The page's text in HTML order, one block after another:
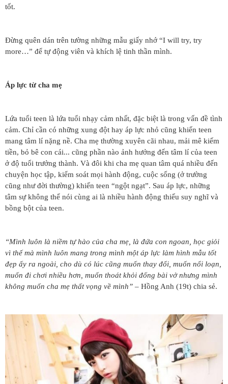
tốt.
Đừng quên dán trên tường những mẫu giấy nhớ “I will try, try
more…” để tự động viên và khích lệ tinh thần mình.
Áp lực từ cha mẹ
Lứa tuổi teen là lứa tuổi nhạy cảm nhất, đặc biệt là trong vấn đề tình
cảm. Chỉ cần có những xung đột hay áp lực nhỏ cũng khiến teen
mang tâm lí nặng nề. Cha mẹ thường xuyên cãi nhau, mải mê kiếm
tiền, bỏ bê con cái... cũng phần nào ảnh hưởng đến tâm lí của teen
ở độ tuổi trưởng thành. Và đôi khi cha mẹ quan tâm quá nhiều đến
chuyện học tập, kiểm soát mọi hành động, cuộc sống (ở trường
cũng như đời thường) khiến teen “ngột ngạt”. Sau áp lực, những
tâm sự không thể nói cùng ai là nhiều hành động thiếu suy nghĩ và
bồng bột của teen.
“Mình luôn là niềm tự hào của cha mẹ, là đứa con ngoan, học giỏi
vì thế mà mình luôn mang trong mình một áp lực làm hình mẫu tốt
đẹp ấy ra ngoài, cho dù có lúc cũng muốn thay đổi, muốn nổi loạn,
muốn đi chơi nhiều hơn, muốn thoát khỏi đống bài vở nhưng mình
không muốn cha mẹ thất vọng về mình” – Hồng Anh (19t) chia sẻ.